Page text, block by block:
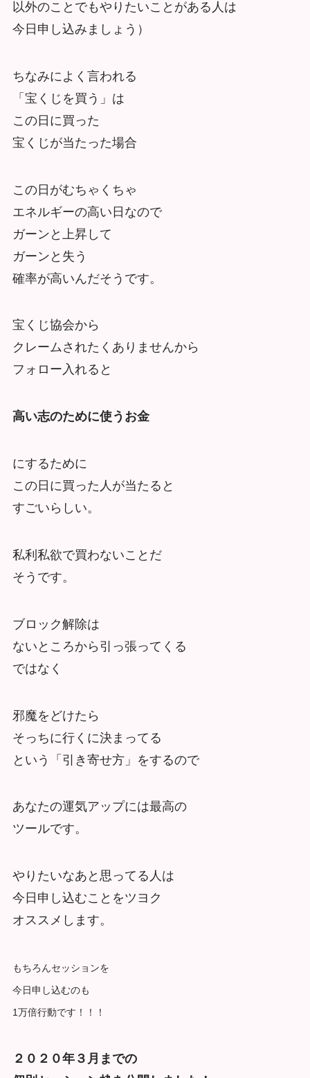
以外のことでもやりたいことがある人は
今日申し込みましょう）
ちなみによく言われる
「宝くじを買う」は
この日に買った
宝くじが当たった場合
この日がむちゃくちゃ
エネルギーの高い日なので
ガーンと上昇して
ガーンと失う
確率が高いんだそうです。
宝くじ協会から
クレームされたくありませんから
フォロー入れると
高い志のために使うお金
にするために
この日に買った人が当たると
すごいらしい。
私利私欲で買わないことだ
そうです。
ブロック解除は
ないところから引っ張ってくる
ではなく
邪魔をどけたら
そっちに行くに決まってる
という「引き寄せ方」をするので
あなたの運気アップには最高の
ツールです。
やりたいなあと思ってる人は
今日申し込むことをツヨク
オススメします。
もちろんセッションを
今日申し込むのも
1万倍行動です！！！
２０２０年３月までの